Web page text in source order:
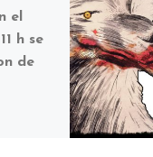
el
h se
de